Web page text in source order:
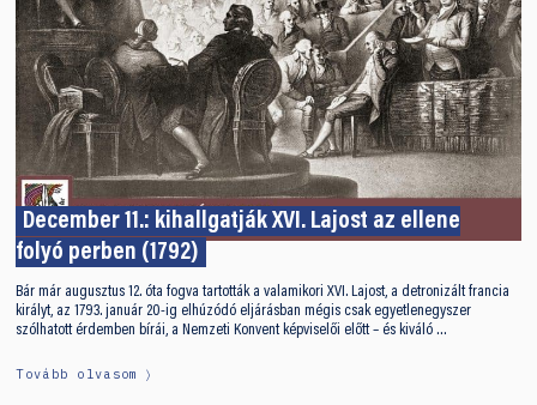
December 11.: kihallgatják XVI. Lajost az ellene
folyó perben (1792)
Bár már augusztus 12. óta fogva tartották a valamikori XVI. Lajost, a detronizált francia
királyt, az 1793. január 20-ig elhúzódó eljárásban mégis csak egyetlenegyszer
szólhatott érdemben bírái, a Nemzeti Konvent képviselői előtt – és kiváló …
Tovább olvasom